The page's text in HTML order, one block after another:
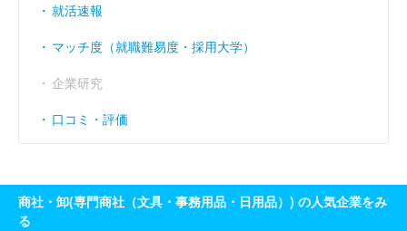
就活速報
マッチ度（就職難易度・採用大学）
企業研究
口コミ・評価
商社・卸(専門商社（文具・事務用品・日用品）) の人気企業をみ
る